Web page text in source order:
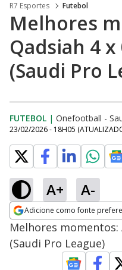
R7 Esportes Futebol
Melhores
Qadsiah 4
(Saudi Pro
FUTEBOL | Onefootball -
23/02/2026 - 18H05
A+ A-
Adicione como fonte
Opens in new window
Melhores momentos:
(Saudi Pro League)